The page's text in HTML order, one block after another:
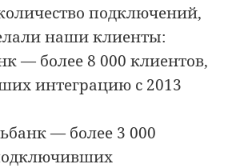
подключений,
наши клиенты:
— более 8 000 клиентов,
интеграцию с 2013
— более 3 000